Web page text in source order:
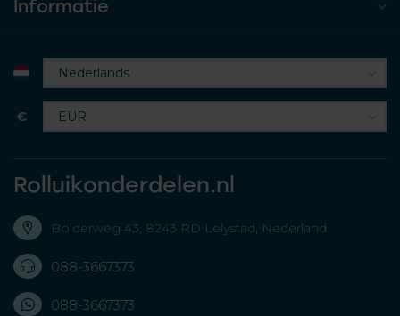
Informatie
€
Rolluikonderdelen.nl
Bolderweg 43, 8243 RD Lelystad, Nederland
088-3667373
088-3667373